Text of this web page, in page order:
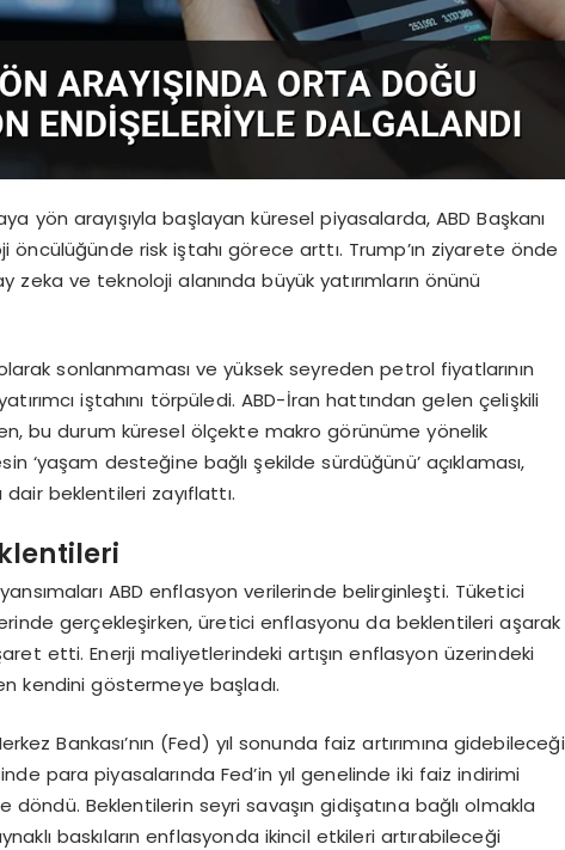
yön arayışıyla başlayan küresel piyasalarda, ABD Başkanı
öncülüğünde risk iştahı görece arttı. Trump’ın ziyarete önde
ve teknoloji alanında büyük yatırımların önünü
sonlanmaması ve yüksek seyreden petrol fiyatlarının
iştahını törpüledi. ABD-İran hattından gelen çelişkili
bu durum küresel ölçekte makro görünüme yönelik
‘yaşam desteğine bağlı şekilde sürdüğünü’ açıklaması,
beklentileri zayıflattı.
ABD enflasyon verilerinde belirginleşti. Tüketici
gerçekleşirken, üretici enflasyonu da beklentileri aşarak
etti. Enerji maliyetlerindeki artışın enflasyon üzerindeki
kendini göstermeye başladı.
Bankası’nın (Fed) yıl sonunda faiz artırımına gidebileceği
para piyasalarında Fed’in yıl genelinde iki faiz indirimi
Beklentilerin seyri savaşın gidişatına bağlı olmakla
baskıların enflasyonda ikincil etkileri artırabileceği